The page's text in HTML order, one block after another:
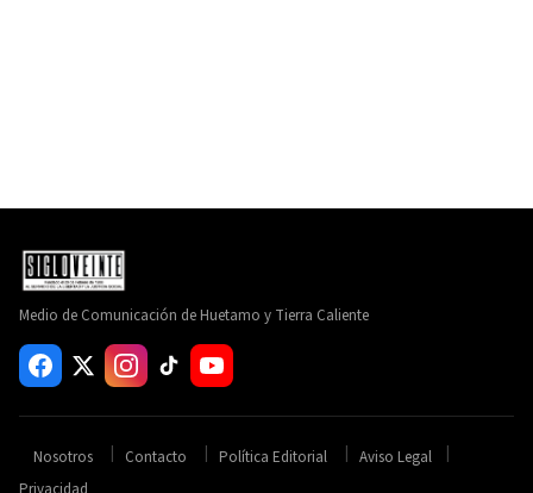
Medio de Comunicación de Huetamo y Tierra Caliente
Nosotros Contacto Política Editorial
Aviso Legal